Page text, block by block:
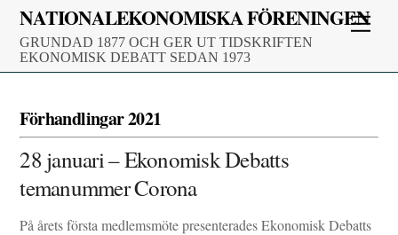
Skip
content
NATIONALEKONOMISKA FÖRENINGEN
GRUNDAD 1877 OCH GER UT TIDSKRIFTEN
EKONOMISK DEBATT SEDAN 1973
Förhandlingar 2021
28 januari – Ekonomisk Debatts
temanummer Corona
På årets första medlemsmöte presenterades Ekonomisk Debatts